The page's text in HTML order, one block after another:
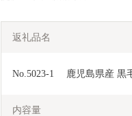
返礼品名
No.5023-1　 鹿児島県産 黒
内容量